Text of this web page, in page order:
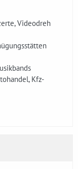
Videodreh
Kfz-